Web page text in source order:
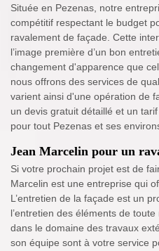
Située en Pezenas, notre
compétitif respectant le budget
ravalement de façade. Cette
l’image première d’un bon
changement d'apparence que
nous offrons des services de
varient ainsi d'une opération de
un devis gratuit détaillé et un
pour tout Pezenas et ses
Jean Marcelin pour un
Si votre prochain projet est de
Marcelin est une entreprise qui
L’entretien de la façade est un
l’entretien des éléments de
dans le domaine des travaux
son équipe sont à votre service